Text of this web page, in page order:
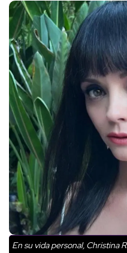
En su vida personal, Christina